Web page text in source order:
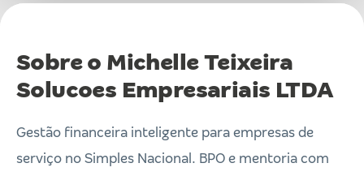
Sobre o Michelle Teixeira
Solucoes Empresariais LTDA
Gestão financeira inteligente para empresas de
serviço no Simples Nacional. BPO e mentoria com